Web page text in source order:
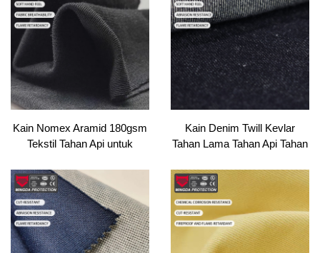
Foundry, PPE
Kain Nomex Aramid 180gsm
Tekstil Tahan Api untuk
Disahkan ISO Ringan Tahan
Panas
Kain Denim Twill Kevlar
Tahan Lama Tahan Api Tahan
untuk Pakaian Kerja